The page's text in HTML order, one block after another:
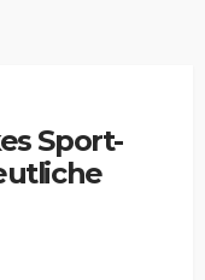
Sport-